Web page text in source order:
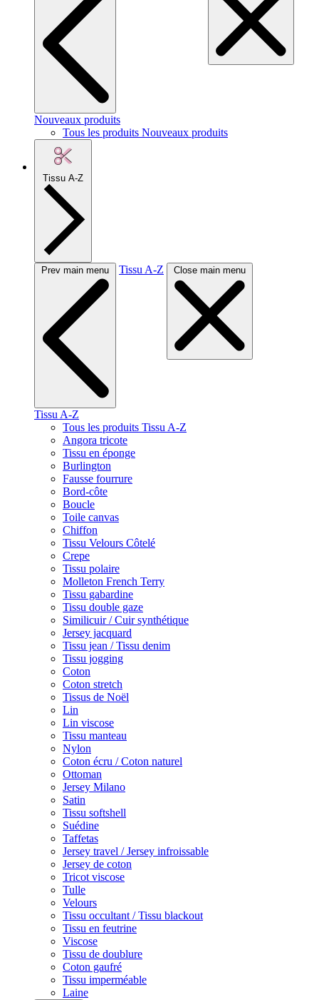
Nouveaux produits
Tous les produits Nouveaux produits
Tissu A-Z
Prev main menu Tissu A-Z Close main menu
Tissu A-Z
Tous les produits Tissu A-Z
Angora tricote
Tissu en éponge
Burlington
Fausse fourrure
Bord-côte
Boucle
Toile canvas
Chiffon
Tissu Velours Côtelé
Crepe
Tissu polaire
Molleton French Terry
Tissu gabardine
Tissu double gaze
Similicuir / Cuir synthétique
Jersey jacquard
Tissu jean / Tissu denim
Tissu jogging
Coton
Coton stretch
Tissus de Noël
Lin
Lin viscose
Tissu manteau
Nylon
Coton écru / Coton naturel
Ottoman
Jersey Milano
Satin
Tissu softshell
Suédine
Taffetas
Jersey travel / Jersey infroissable
Jersey de coton
Tricot viscose
Tulle
Velours
Tissu occultant / Tissu blackout
Tissu en feutrine
Viscose
Tissu de doublure
Coton gaufré
Tissu imperméable
Laine